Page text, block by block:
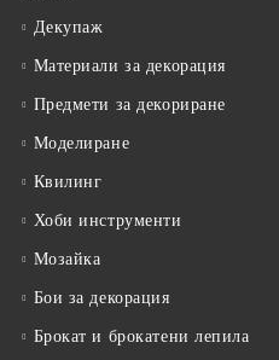
Декупаж
Материали за декорация
Предмети за декориране
Моделиране
Квилинг
Хоби инструменти
Мозайка
Бои за декорация
Брокат и брокатени лепила